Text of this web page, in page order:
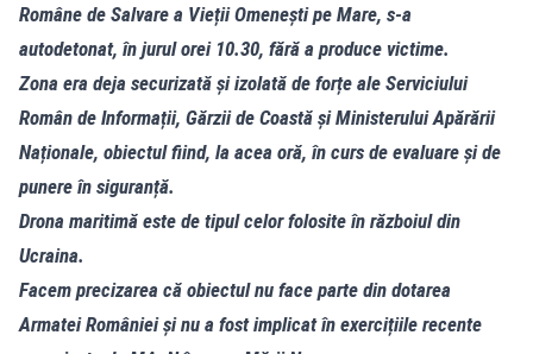
Române de Salvare a Vieții Omenești pe Mare, s-a
autodetonat, în jurul orei 10.30, fără a produce victime.
Zona era deja securizată și izolată de forțe ale Serviciului
Român de Informații, Gărzii de Coastă și Ministerului Apărării
Naționale, obiectul fiind, la acea oră, în curs de evaluare și de
punere în siguranță.
Drona maritimă este de tipul celor folosite în războiul din
Ucraina.
Facem precizarea că obiectul nu face parte din dotarea
Armatei României și nu a fost implicat în exercițiile recente